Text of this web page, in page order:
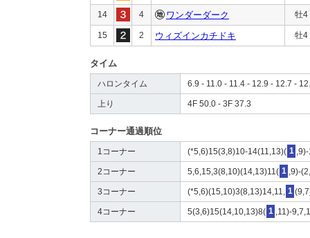
14 4 ワンダーダーク 牡4
15 2 ウィズインカチドキ 牡4
タイム
ハロンタイム 6.9 - 11.0 - 11.4 - 12.9 - 12.7 -
上り 4F 50.0 - 3F 37.3
コーナー通過順位
1コーナー (*5,6)15(3,8)10-14(11,13)( 1
2コーナー 5,6,15,3(8,10)(14,13)11( 1 ,9)-
3コーナー (*5,6)(15,10)3(8,13)14,11, 1
4コーナー 5(3,6)15(14,10,13)8( 1 ,11)-